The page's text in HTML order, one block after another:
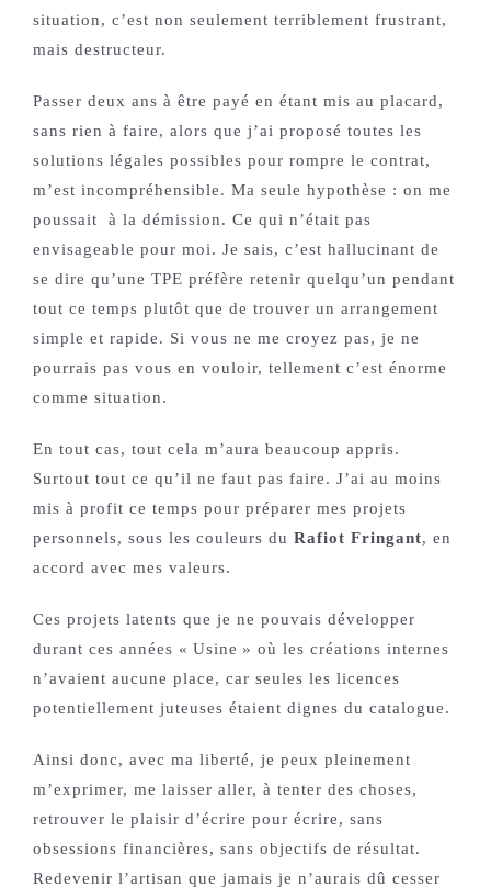
situation, c’est non seulement terriblement frustrant,
mais destructeur.
Passer deux ans à être payé en étant mis au placard,
sans rien à faire, alors que j’ai proposé toutes les
solutions légales possibles pour rompre le contrat,
m’est incompréhensible. Ma seule hypothèse : on me
poussait à la démission. Ce qui n’était pas
envisageable pour moi. Je sais, c’est hallucinant de
se dire qu’une TPE préfère retenir quelqu’un pendant
tout ce temps plutôt que de trouver un arrangement
simple et rapide. Si vous ne me croyez pas, je ne
pourrais pas vous en vouloir, tellement c’est énorme
comme situation.
En tout cas, tout cela m’aura beaucoup appris.
Surtout tout ce qu’il ne faut pas faire. J’ai au moins
mis à profit ce temps pour préparer mes projets
personnels, sous les couleurs du Rafiot Fringant, en
accord avec mes valeurs.
Ces projets latents que je ne pouvais développer
durant ces années « Usine » où les créations internes
n’avaient aucune place, car seules les licences
potentiellement juteuses étaient dignes du catalogue.
Ainsi donc, avec ma liberté, je peux pleinement
m’exprimer, me laisser aller, à tenter des choses,
retrouver le plaisir d’écrire pour écrire, sans
obsessions financières, sans objectifs de résultat.
Redevenir l’artisan que jamais je n’aurais dû cesser